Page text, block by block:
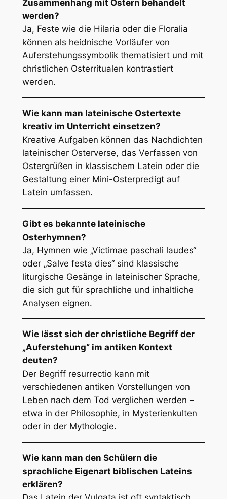
Zusammenhang mit Ostern behandelt
werden?
Ja, Feste wie die Hilaria oder die Floralia
können als heidnische Vorläufer von
Auferstehungssymbolik thematisiert und mit
christlichen Osterritualen kontrastiert
werden.
Wie kann man lateinische Ostertexte
kreativ im Unterricht einsetzen?
Kreative Aufgaben können das Nachdichten
lateinischer Osterverse, das Verfassen von
Ostergrüßen in klassischem Latein oder die
Gestaltung einer Mini-Osterpredigt auf
Latein umfassen.
Gibt es bekannte lateinische
Osterhymnen?
Ja, Hymnen wie „Victimae paschali laudes“
oder „Salve festa dies“ sind klassische
liturgische Gesänge in lateinischer Sprache,
die sich gut für sprachliche und inhaltliche
Analysen eignen.
Wie lässt sich der christliche Begriff der
„Auferstehung“ im antiken Kontext
deuten?
Der Begriff resurrectiokann mit
verschiedenen antiken Vorstellungen von
Leben nach dem Tod verglichen werden –
etwa in der Philosophie, in Mysterienkulten
oder in der Mythologie.
Wie kann man den Schülern die
sprachliche Eigenart biblischen Lateins
erklären?